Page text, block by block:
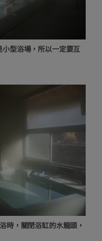
型浴場，所以一定要互
時，關閉浴缸的水龍頭，